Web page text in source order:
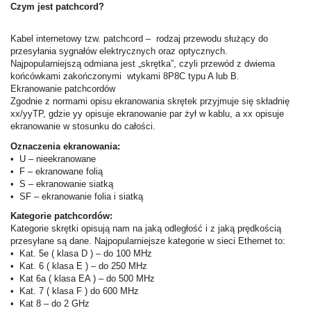
Czym jest patchcord?
Kabel internetowy tzw. patchcord – rodzaj przewodu służący do
przesyłania sygnałów elektrycznych oraz optycznych.
Najpopularniejszą odmiana jest „skrętka”, czyli przewód z dwiema
końcówkami zakończonymi wtykami 8P8C typu A lub B.
Ekranowanie patchcordów
Zgodnie z normami opisu ekranowania skrętek przyjmuje się składnię
xx/yyTP, gdzie yy opisuje ekranowanie par żył w kablu, a xx opisuje
ekranowanie w stosunku do całości.
Oznaczenia ekranowania:
• U – nieekranowane
• F – ekranowane folią
• S – ekranowanie siatką
• SF – ekranowanie folia i siatką
Kategorie patchcordów:
Kategorie skrętki opisują nam na jaką odległość i z jaką prędkością
przesyłane są dane. Najpopularniejsze kategorie w sieci Ethernet to:
• Kat. 5e ( klasa D ) – do 100 MHz
• Kat. 6 ( klasa E ) – do 250 MHz
• Kat 6a ( klasa EA ) – do 500 MHz
• Kat. 7 ( klasa F ) do 600 MHz
• Kat 8 – do 2 GHz